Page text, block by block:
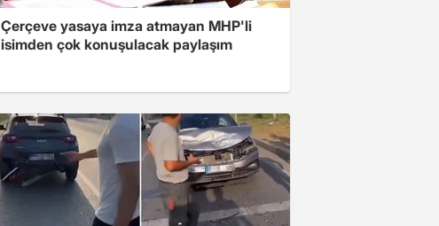
Çerçeve yasaya imza atmayan MHP'li
isimden çok konuşulacak paylaşım